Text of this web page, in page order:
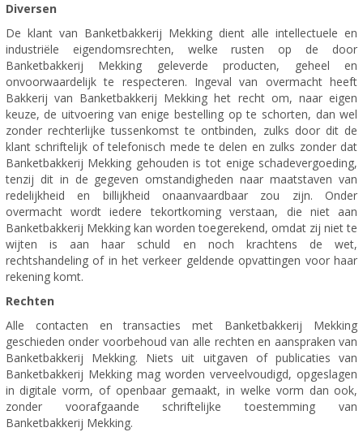
Diversen
De klant van Banketbakkerij Mekking dient alle intellectuele en
industriële eigendomsrechten, welke rusten op de door
Banketbakkerij Mekking geleverde producten, geheel en
onvoorwaardelijk te respecteren. Ingeval van overmacht heeft
Bakkerij van Banketbakkerij Mekking het recht om, naar eigen
keuze, de uitvoering van enige bestelling op te schorten, dan wel
zonder rechterlijke tussenkomst te ontbinden, zulks door dit de
klant schriftelijk of telefonisch mede te delen en zulks zonder dat
Banketbakkerij Mekking gehouden is tot enige schadevergoeding,
tenzij dit in de gegeven omstandigheden naar maatstaven van
redelijkheid en billijkheid onaanvaardbaar zou zijn. Onder
overmacht wordt iedere tekortkoming verstaan, die niet aan
Banketbakkerij Mekking kan worden toegerekend, omdat zij niet te
wijten is aan haar schuld en noch krachtens de wet,
rechtshandeling of in het verkeer geldende opvattingen voor haar
rekening komt.
Rechten
Alle contacten en transacties met Banketbakkerij Mekking
geschieden onder voorbehoud van alle rechten en aanspraken van
Banketbakkerij Mekking. Niets uit uitgaven of publicaties van
Banketbakkerij Mekking mag worden verveelvoudigd, opgeslagen
in digitale vorm, of openbaar gemaakt, in welke vorm dan ook,
zonder voorafgaande schriftelijke toestemming van
Banketbakkerij Mekking.